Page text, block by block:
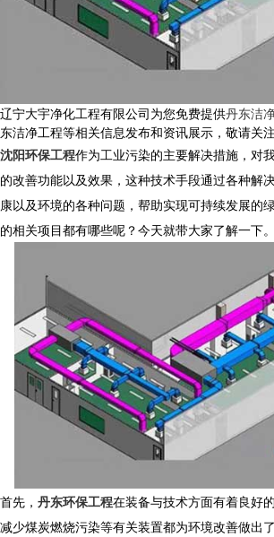
辽宁大宇净化工程有限公司为您免费提供丹东洁
东洁净工程等相关信息发布和资讯展示，敬请关注
沈阳环保工程作为工业污染的主要解决措施，对
的改善功能以及效果，这种技术手段通过各种解
康以及环境的各种问题，帮助实现可持续发展的
的相关项目都有哪些呢？今天就带大家了解一下。
首先， 丹东环保工程在装备与技术方面有着良好
减少煤炭燃烧污染等有关装置都为环境改善做出